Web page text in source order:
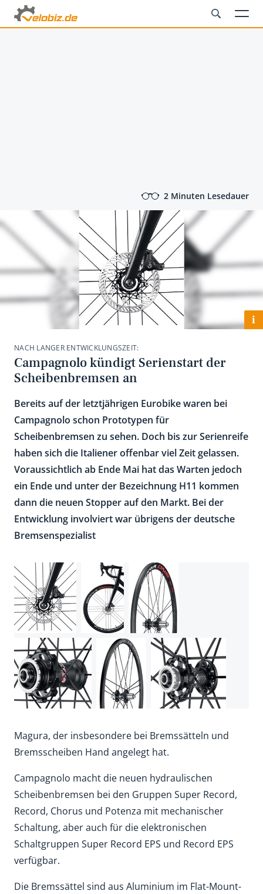
2 Minuten Lesedauer
i
NACH LANGER ENTWICKLUNGSZEIT:
Campagnolo kündigt Serienstart der
Scheibenbremsen an
Bereits auf der letztjährigen Eurobike waren bei
Campagnolo schon Prototypen für
Scheibenbremsen zu sehen. Doch bis zur Serienreife
haben sich die Italiener offenbar viel Zeit gelassen.
Voraussichtlich ab Ende Mai hat das Warten jedoch
ein Ende und unter der Bezeichnung H11 kommen
dann die neuen Stopper auf den Markt. Bei der
Entwicklung involviert war übrigens der deutsche
Bremsenspezialist
Magura, der insbesondere bei Bremssätteln und
Bremsscheiben Hand angelegt hat.
Campagnolo macht die neuen hydraulischen
Scheibenbremsen bei den Gruppen Super Record,
Record, Chorus und Potenza mit mechanischer
Schaltung, aber auch für die elektronischen
Schaltgruppen Super Record EPS und Record EPS
verfügbar.
Die Bremssättel sind aus Aluminium im Flat-Mount-